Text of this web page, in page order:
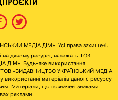
МЕДІА ДІМ». Усі права захищені.
на даному ресурсі, належать ТОВ
Будь-яке використання
ТОВ «ВИДАВНИЦТВО УКРАЇНСЬКИЙ МЕДІА
матеріалів даного ресурсу
Матеріали, що позначені знаками
реклами.